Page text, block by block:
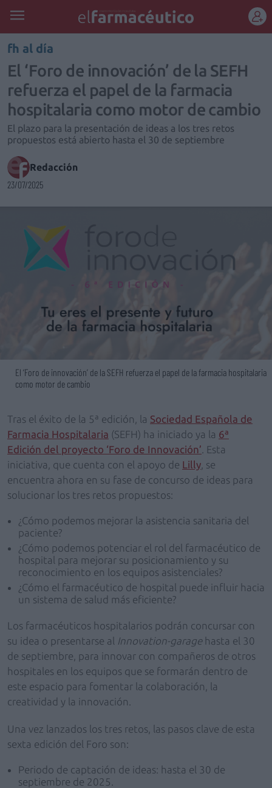
fh al día
El ‘Foro de innovación’ de la SEFH
refuerza el papel de la farmacia
hospitalaria como motor de cambio
El plazo para la presentación de ideas a los tres retos
propuestos está abierto hasta el 30 de septiembre
Redacción
23/07/2025
El ‘Foro de innovación’ de la SEFH refuerza el papel de la farmacia hospitalaria
como motor de cambio
Tras el éxito de la 5ª edición, la Sociedad Española de
Farmacia Hospitalaria (SEFH) ha iniciado ya la 6ª
Edición del proyecto ‘Foro de Innovación’ . Esta
iniciativa, que cuenta con el apoyo de Lilly , se
encuentra ahora en su fase de concurso de ideas para
solucionar los tres retos propuestos:
¿Cómo podemos mejorar la asistencia sanitaria del
paciente?
¿Cómo podemos potenciar el rol del farmacéutico de
hospital para mejorar su posicionamiento y su
reconocimiento en los equipos asistenciales?
¿Cómo el farmacéutico de hospital puede influir hacia
un sistema de salud más eficiente?
Los farmacéuticos hospitalarios podrán concursar con
su idea o presentarse al Innovation-garagehasta el 30
de septiembre, para innovar con compañeros de otros
hospitales en los equipos que se formarán dentro de
este espacio para fomentar la colaboración, la
creatividad y la innovación.
Una vez lanzados los tres retos, las pasos clave de esta
sexta edición del Foro son:
Periodo de captación de ideas: hasta el 30 de
septiembre de 2025.